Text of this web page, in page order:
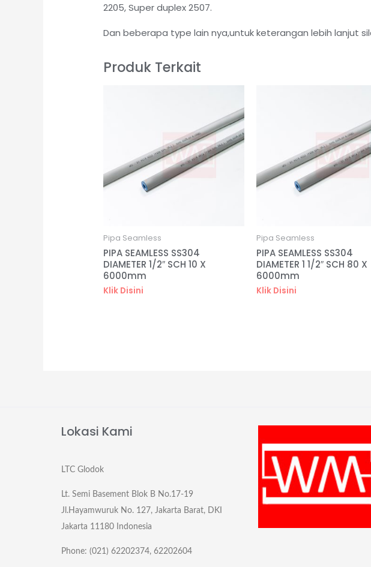
2205, Super duplex 2507.
Dan beberapa type lain nya,untuk keterangan lebih lanjut
Produk Terkait
Pipa Seamless
PIPA SEAMLESS SS304
DIAMETER 1/2″ SCH 10 X
6000mm
Klik Disini
Pipa Seamless
PIPA SEAMLESS SS304
DIAMETER 1 1/2″ SCH 80 X
6000mm
Klik Disini
Lokasi Kami
LTC Glodok
Lt. Semi Basement Blok B No.17-19
Jl.Hayamwuruk No. 127, Jakarta Barat, DKI
Jakarta 11180 Indonesia
Phone: (021) 62202374, 62202604